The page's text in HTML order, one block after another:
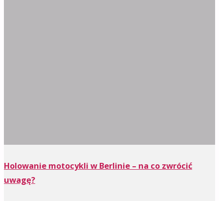
Holowanie motocykli w Berlinie – na co zwrócić
uwagę?